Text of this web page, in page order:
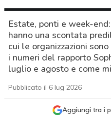
Estate, ponti e week-
hanno una scontata
cui le organizzazioni
i numeri del rapporto
luglio e agosto e come
Pubblicato il 6 lug 2026
Aggiungi tra i